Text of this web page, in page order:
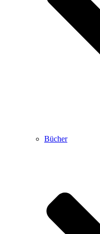
Bücher